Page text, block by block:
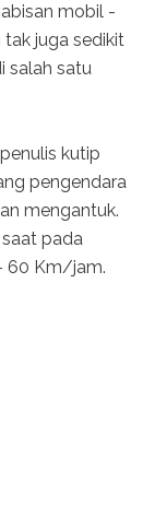
mobil -
juga sedikit
salah satu
kutip
pengendara
mengantuk.
saat pada
60 Km/jam.